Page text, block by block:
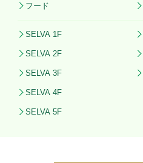
フード
SELVA 1F
SELVA 2F
SELVA 3F
SELVA 4F
SELVA 5F